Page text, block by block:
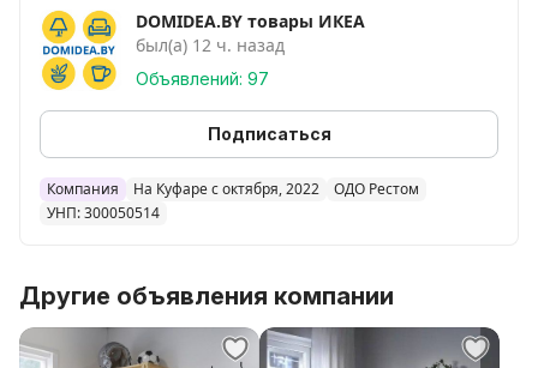
по слову UCENKA.
Ваши DOMIDEA.BY
DOMIDEA.BY товары ИКЕА
был(а) 12 ч. назад
Объявлений: 97
Подписаться
Компания На Куфаре с октября, 2022
ОДО Рестом
УНП: 300050514
Другие объявления компании